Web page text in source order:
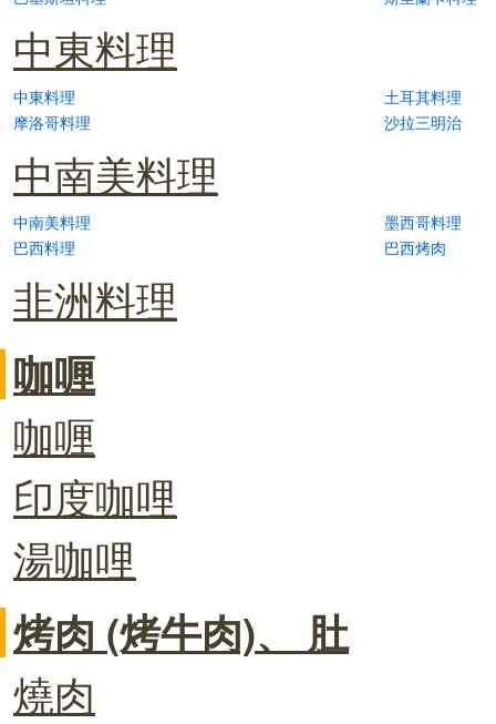
中東料理
中東料理
土耳其料理
摩洛哥料理
沙拉三明治
中南美料理
中南美料理
墨西哥料理
巴西料理
巴西烤肉
非洲料理
咖喱
咖喱
印度咖哩
湯咖哩
烤肉 (烤牛肉)、 肚
燒肉